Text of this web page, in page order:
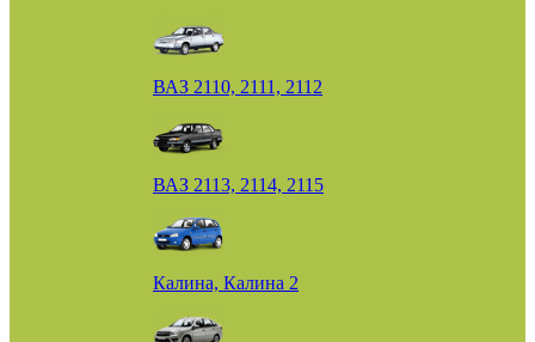
ВАЗ 2110, 2111, 2112
ВАЗ 2113, 2114, 2115
Калина, Калина 2